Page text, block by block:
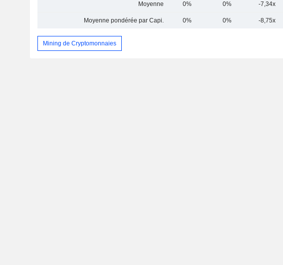
Moyenne 0% 0% -7,34x
Moyenne pondérée par Capi. 0% 0% -8,75x
Mining de Cryptomonnaies